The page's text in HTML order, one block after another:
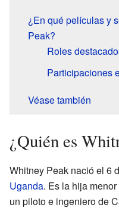
¿En qué películas y
Peak?
Roles
Participaciones
Véase también
¿Quién es
Whitney Peak nació el 6
Uganda. Es la hija
un piloto e ingeniero de